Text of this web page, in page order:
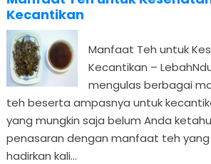
Kecantikan
Manfaat Teh untuk
Kecantikan –
mengulas berbagai
teh beserta ampasnya untuk
yang mungkin saja belum Anda
penasaran dengan manfaat teh
hadirkan kali...